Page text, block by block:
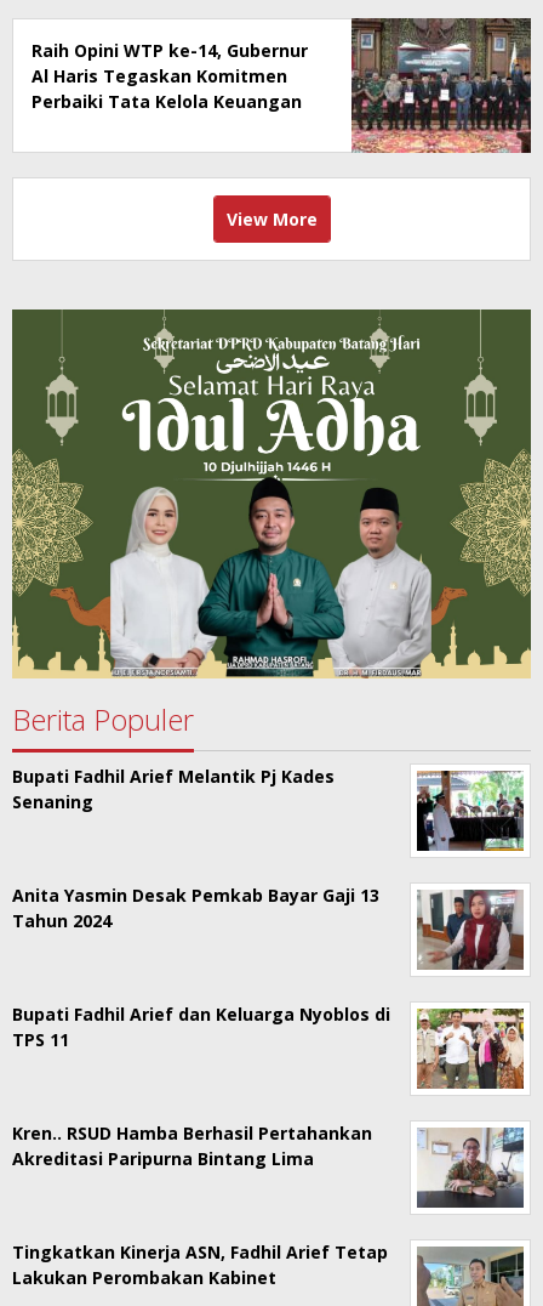
Raih Opini WTP ke-14, Gubernur
Al Haris Tegaskan Komitmen
Perbaiki Tata Kelola Keuangan
View More
Berita Populer
Bupati Fadhil Arief Melantik Pj Kades
Senaning
Anita Yasmin Desak Pemkab Bayar Gaji 13
Tahun 2024
Bupati Fadhil Arief dan Keluarga Nyoblos di
TPS 11
Kren.. RSUD Hamba Berhasil Pertahankan
Akreditasi Paripurna Bintang Lima
Tingkatkan Kinerja ASN, Fadhil Arief Tetap
Lakukan Perombakan Kabinet